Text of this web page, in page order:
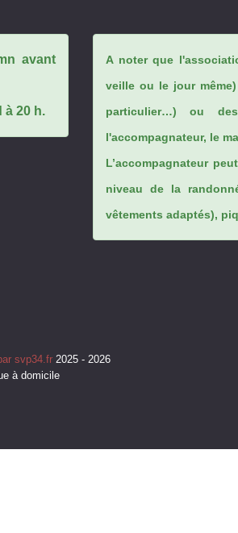
avant
à 20 h.
A noter que
veille ou le jour
particulier…) ou
l'accompagnateur, le
L’accompagnateur
niveau de la
vêtements adaptés),
svp34.fr 2025 - 2026
à domicile